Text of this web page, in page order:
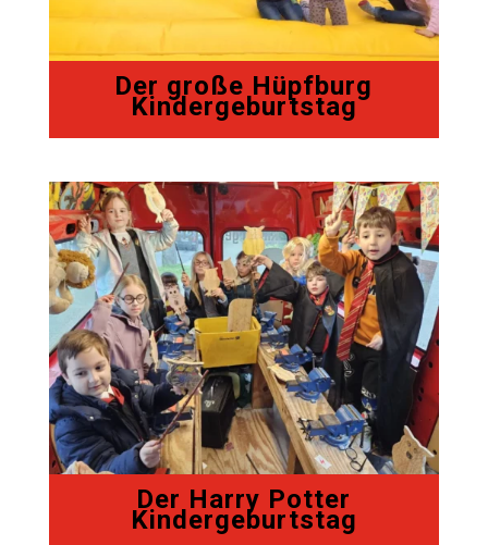
Der große Hüpfburg
Kindergeburtstag
Der Harry Potter
Kindergeburtstag